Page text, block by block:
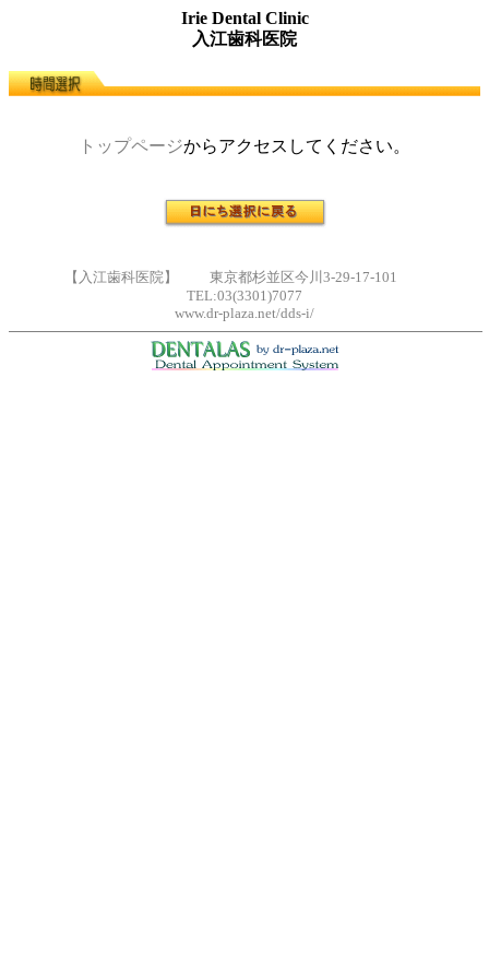
Irie Dental Clinic
入江歯科医院
トップページからアクセスしてください。
【入江歯科医院】 東京都杉並区今川3-29-17-101
TEL:03(3301)7077
www.dr-plaza.net/dds-i/